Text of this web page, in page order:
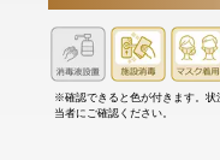
※確認できると色が付きます。状
当者にご確認ください。